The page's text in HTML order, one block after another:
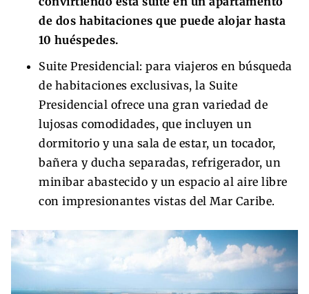
de dos habitaciones que puede alojar hasta
10 huéspedes.
Suite Presidencial: para viajeros en búsqueda
de habitaciones exclusivas, la Suite
Presidencial ofrece una gran variedad de
lujosas comodidades, que incluyen un
dormitorio y una sala de estar, un tocador,
bañera y ducha separadas, refrigerador, un
minibar abastecido y un espacio al aire libre
con impresionantes vistas del Mar Caribe.